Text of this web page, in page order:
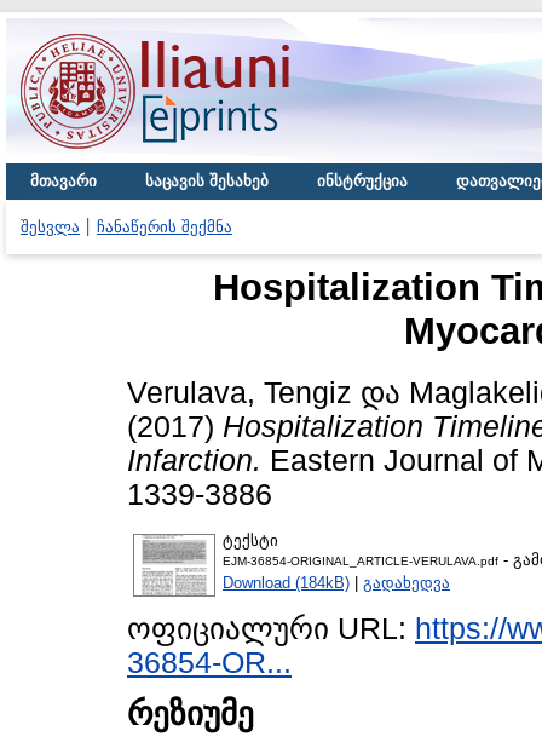
მთავარი საცავის შესახებ ინსტრუქცია
შესვლა ჩანაწერის შექმნა
Hospitalization
Verulava, Tengiz და
(2017) Hospitalization
Infarction. Eastern Journal of
1339-3886
ტექსტი
EJM-36854-ORIGINAL_ARTICLE-VERULAVA.pdf -
Download (184kB) | გადახედვა
ოფიციალური URL: https://
36854-OR...
რეზიუმე